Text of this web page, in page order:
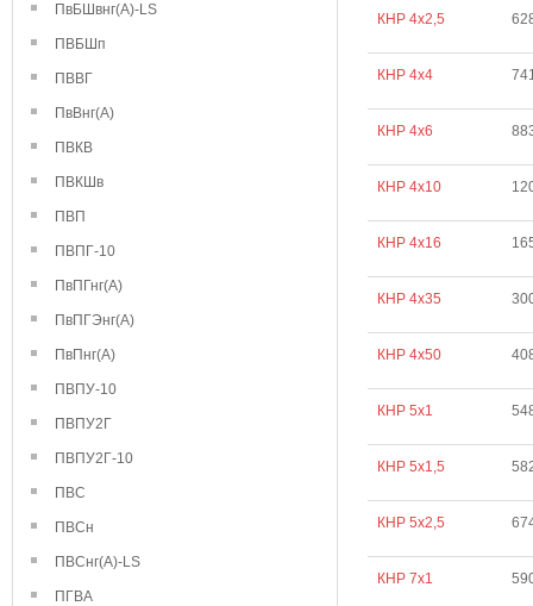
ПвБШвнг(А)-LS
ПВБШп
ПВВГ
ПвВнг(А)
ПВКВ
ПВКШв
ПВП
ПВПГ-10
ПвПГнг(А)
ПвПГЭнг(А)
ПвПнг(А)
ПВПУ-10
ПВПУ2Г
ПВПУ2Г-10
ПВС
ПВСн
ПВСнг(А)-LS
ПГВА
КНР 4х2,5
КНР 4х4
КНР 4х6
КНР 4х10
КНР 4х16
КНР 4х35
КНР 4х50
КНР 5х1
КНР 5х1,5
КНР 5х2,5
КНР 7х1